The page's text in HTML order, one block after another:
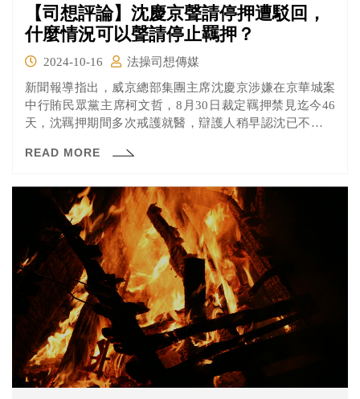
【司想評論】沈慶京聲請停押遭駁回，
什麼情況可以聲請停止羈押？
2024-10-16
法操司想傳媒
新聞報導指出，威京總部集團主席沈慶京涉嫌在京華城案
中行賄民眾黨主席柯文哲，8月30日裁定羈押禁見迄今46
天，沈羈押期間多次戒護就醫，辯護人稍早認沈已不適宜
審理向醫院函詢，裁定駁回。
READ MORE